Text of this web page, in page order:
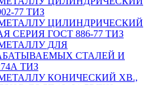
77 ТИЗ
ЦИЛИНДРИЧЕСКИЙ
СЕРИЯ ГОСТ 886-77 ТИЗ
ДЛЯ
СТАЛЕЙ И
ТИЗ
КОНИЧЕСКИЙ ХВ.,